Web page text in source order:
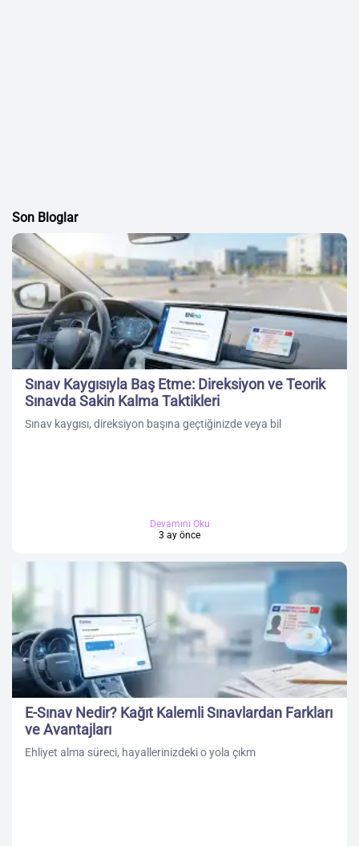
Son Bloglar
Sınav Kaygısıyla Baş Etme: Direksiyon ve Teorik
Sınavda Sakin Kalma Taktikleri
Sınav kaygısı, direksiyon başına geçtiğinizde veya bil
Devamını Oku
3 ay önce
E-Sınav Nedir? Kağıt Kalemli Sınavlardan Farkları
ve Avantajları
Ehliyet alma süreci, hayallerinizdeki o yola çıkm